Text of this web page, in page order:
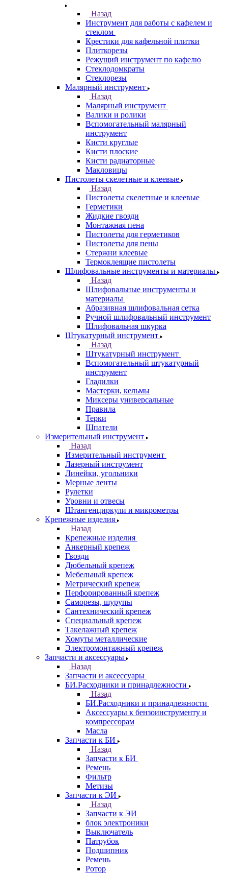
Назад
Инструмент для работы с кафелем и
стеклом
Крестики для кафельной плитки
Плиткорезы
Режущий инструмент по кафелю
Стеклодомкраты
Стеклорезы
Малярный инструмент
Назад
Малярный инструмент
Валики и ролики
Вспомогательный малярный
инструмент
Кисти круглые
Кисти плоские
Кисти радиаторные
Макловицы
Пистолеты скелетные и клеевые
Назад
Пистолеты скелетные и клеевые
Герметики
Жидкие гвозди
Монтажная пена
Пистолеты для герметиков
Пистолеты для пены
Стержни клеевые
Термоклеящие пистолеты
Шлифовальные инструменты и материалы
Назад
Шлифовальные инструменты и
материалы
Абразивная шлифовальная сетка
Ручной шлифовальный инструмент
Шлифовальная шкурка
Штукатурный инструмент
Назад
Штукатурный инструмент
Вспомогательный штукатурный
инструмент
Гладилки
Мастерки, кельмы
Миксеры универсальные
Правила
Терки
Шпатели
Измерительный инструмент
Назад
Измерительный инструмент
Лазерный инструмент
Линейки, угольники
Мерные ленты
Рулетки
Уровни и отвесы
Штангенциркули и микрометры
Крепежные изделия
Назад
Крепежные изделия
Анкерный крепеж
Гвозди
Дюбельный крепеж
Мебельный крепеж
Метрический крепеж
Перфорированный крепеж
Саморезы, шурупы
Сантехнический крепеж
Специальный крепеж
Такелажный крепеж
Хомуты металлические
Электромонтажный крепеж
Запчасти и аксессуары
Назад
Запчасти и аксессуары
БИ.Расходники и принадлежности
Назад
БИ.Расходники и принадлежности
Аксессуары к бензоинструменту и
компрессорам
Масла
Запчасти к БИ
Назад
Запчасти к БИ
Ремень
Фильтр
Метизы
Запчасти к ЭИ
Назад
Запчасти к ЭИ
блок электроники
Выключатель
Патрубок
Подшипник
Ремень
Ротор